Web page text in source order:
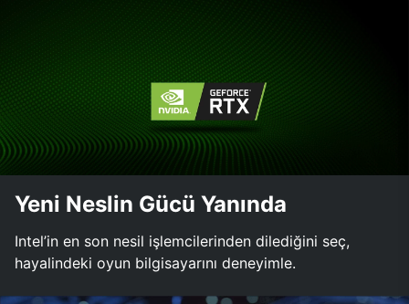
Yeni Neslin Gücü Yanında
Intel’in en son nesil işlemcilerinden dilediğini seç,
hayalindeki oyun bilgisayarını deneyimle.